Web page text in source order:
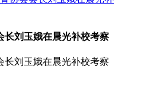
长刘玉娥在晨光补校考察
长刘玉娥在晨光补校考察